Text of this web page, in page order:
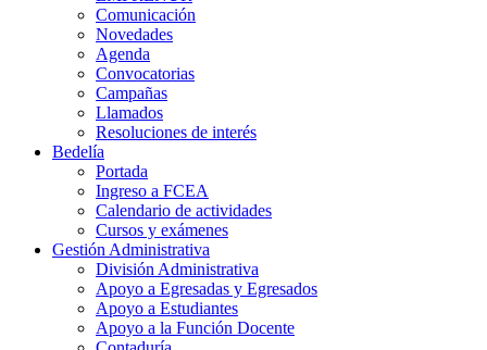
Comunicación
Novedades
Agenda
Convocatorias
Campañas
Llamados
Resoluciones de interés
Bedelía
Portada
Ingreso a FCEA
Calendario de actividades
Cursos y exámenes
Gestión Administrativa
División Administrativa
Apoyo a Egresadas y Egresados
Apoyo a Estudiantes
Apoyo a la Función Docente